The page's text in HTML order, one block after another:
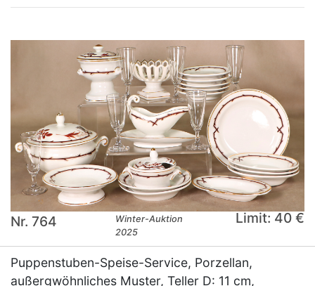
Nr. 764
Winter-Auktion
2025
Limit: 40 €
Puppenstuben-Speise-Service, Porzellan,
außergwöhnliches Muster, Teller D: 11 cm,